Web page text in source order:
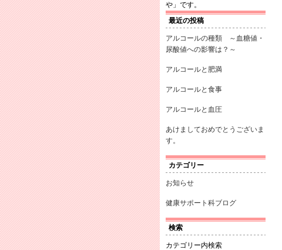
や」です。
最近の投稿
アルコールの種類 ～血糖値・
尿酸値への影響は？～
アルコールと肥満
アルコールと食事
アルコールと血圧
あけましておめでとうございま
す。
カテゴリー
お知らせ
健康サポート科ブログ
検索
カテゴリー内検索